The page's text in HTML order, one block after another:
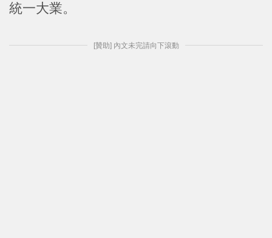
統一大業。
[贊助] 內文未完請向下滾動